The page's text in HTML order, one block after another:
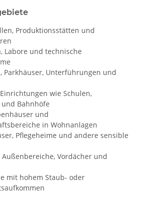
Produktionsstätten und
Labore und technische
Parkhäuser, Unterführungen und
wie Schulen,
Bahnhöfe
und
in Wohnanlagen
Pflegeheime und andere sensible
Vordächer und
mit hohem Staub- oder